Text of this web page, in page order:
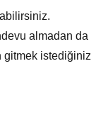
almadan da
gitmek istediğiniz